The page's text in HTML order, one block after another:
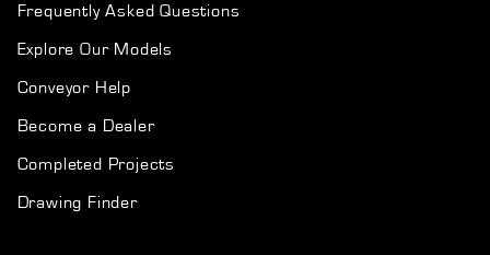
Frequently Asked Questions
Explore Our Models
Conveyor Help
Become a Dealer
Completed Projects
Drawing Finder